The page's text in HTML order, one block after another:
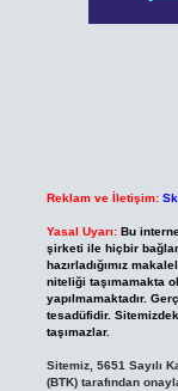
Reklam ve İletişim:
Yasal Uyarı: Bu
şirketi ile hiçbir
hazırladığımız
niteliği taşımamakta
yapılmamaktadır.
tesadüfidir.
taşımazlar.
Sitemiz, 5651 Sayılı
(BTK) tarafından